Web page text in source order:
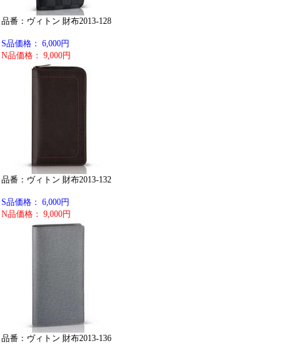
品番：ヴィトン 財布2013-128
S品価格： 6,000円
N品価格： 9,000円
品番：ヴィトン 財布2013-132
S品価格： 6,000円
N品価格： 9,000円
品番：ヴィトン 財布2013-136